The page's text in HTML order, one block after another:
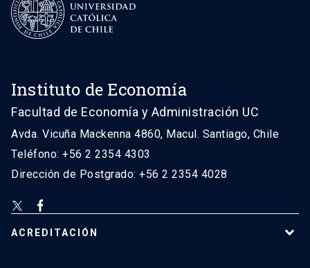
Instituto de Economía
Facultad de Economía y Administración UC
Avda. Vicuña Mackenna 4860, Macul. Santiago, Chile
Teléfono: +56 2 2354 4303
Dirección de Postgrado: +56 2 2354 4028
ACREDITACIÓN